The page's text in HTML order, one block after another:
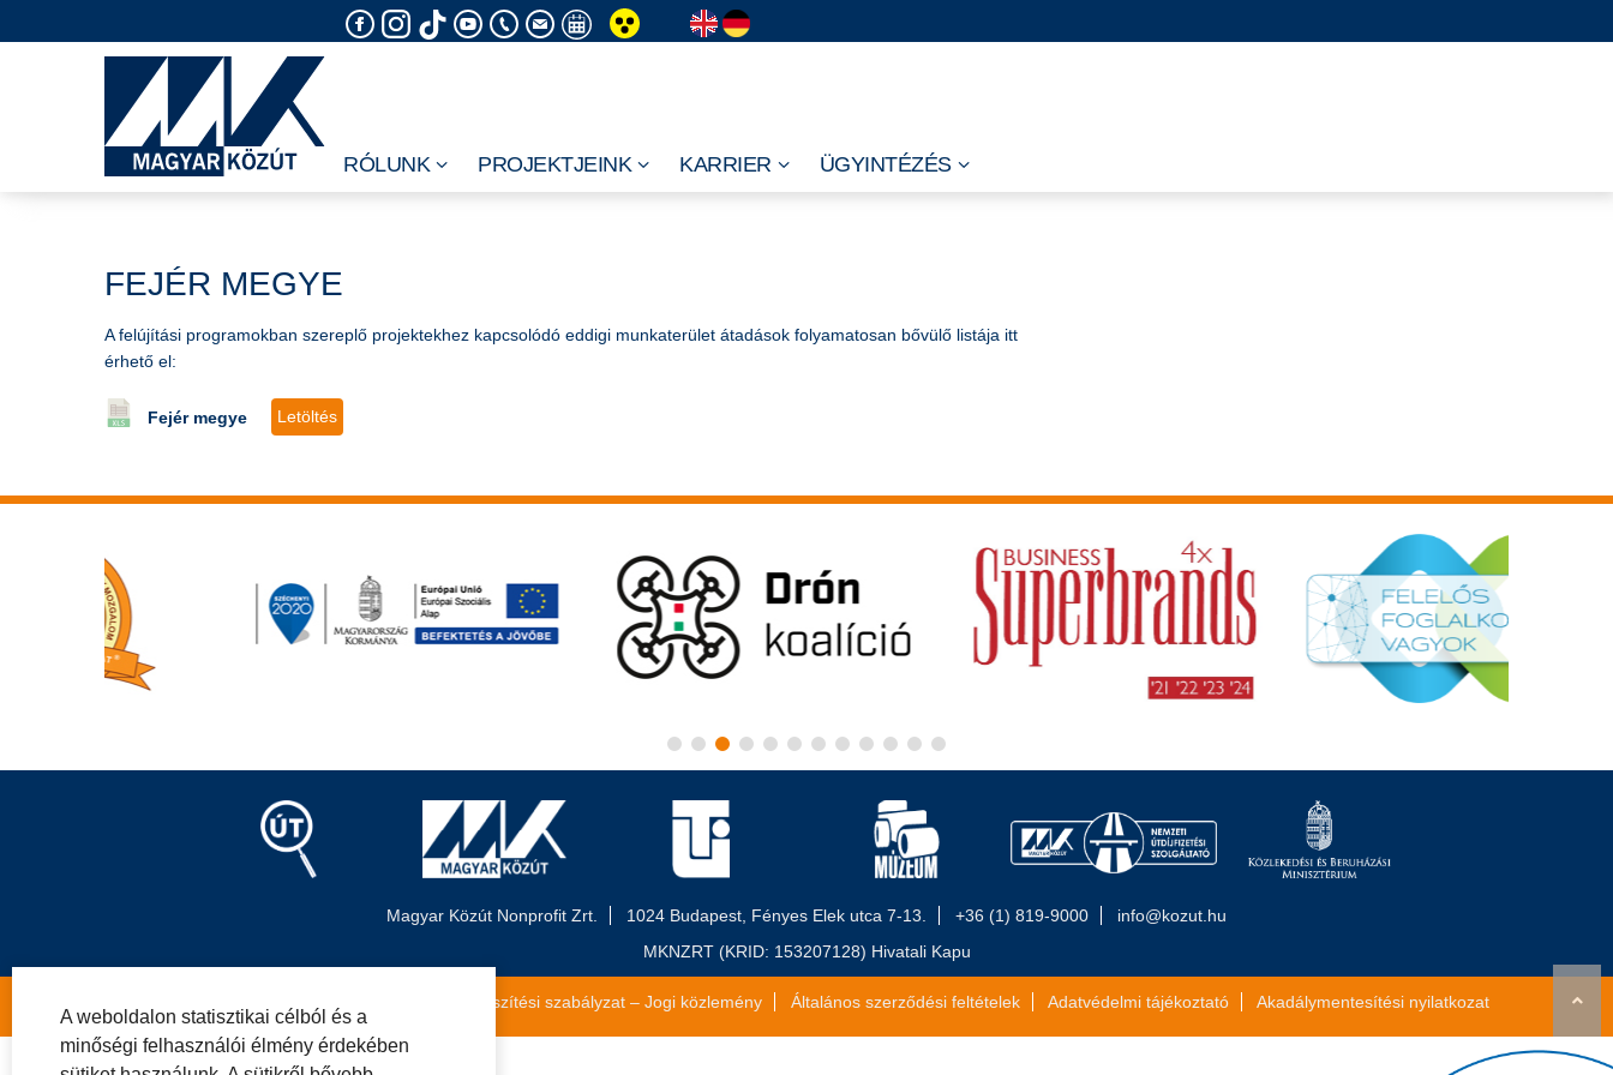
to
RÓLUNK PROJEKTJEINK KARRIER ÜGYINTÉZÉS
FEJÉR MEGYE
A felújítási programokban szereplő projektekhez kapcsolódó eddigi munkaterület átadások folyamatosan bővülő listája itt
érhető el:
Fejér megye Letöltés
Magyar Közút Nonprofit Zrt. 1024 Budapest, Fényes Elek utca 7-13. +36 (1) 819-9000
info@kozut.hu
MKNZRT (KRID: 153207128) Hivatali Kapu
Másolatkészítési szabályzat – Jogi közlemény Általános szerződési feltételek Adatvédelmi tájékoztató Akadálymentesítési nyilatkozat
A weboldalon statisztikai célból és a
minőségi felhasználói élmény érdekében